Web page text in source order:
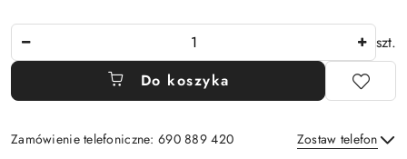
szt.
Do koszyka
Zamówienie telefoniczne: 690 889 420 Zostaw telefon